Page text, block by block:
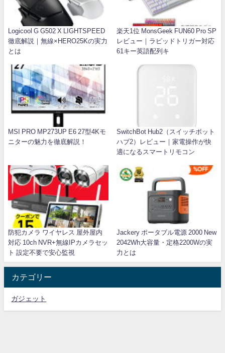
Logicool G G502 X LIGHTSPEED
徹底解説｜無線×HERO25Kの実力
とは
楽天1位 MonsGeek FUN60 Pro SP
レビュー｜ラピッドトリガー対応
61キー英語配列キ
MSI PRO MP273UP E6 27型4Kモ
ニターの魅力を徹底解説！
SwitchBot Hub2（スイッチボット
ハブ2）レビュー｜家電操作が快
適になるスマートリモコン
防犯カメラ ワイヤレス 屋外屋内
対応 10ch NVR+無線IPカメラセッ
ト 設定不要で安心監視
Jackery ポータブル電源 2000 New
2042Wh大容量・定格2200Wの実
力とは
カテゴリー
ガジェット